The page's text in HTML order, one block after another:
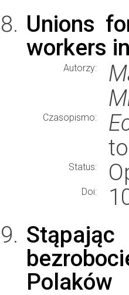
Unions
workers
Autorzy:
Czasopismo:
Status:
Doi:
Polaków